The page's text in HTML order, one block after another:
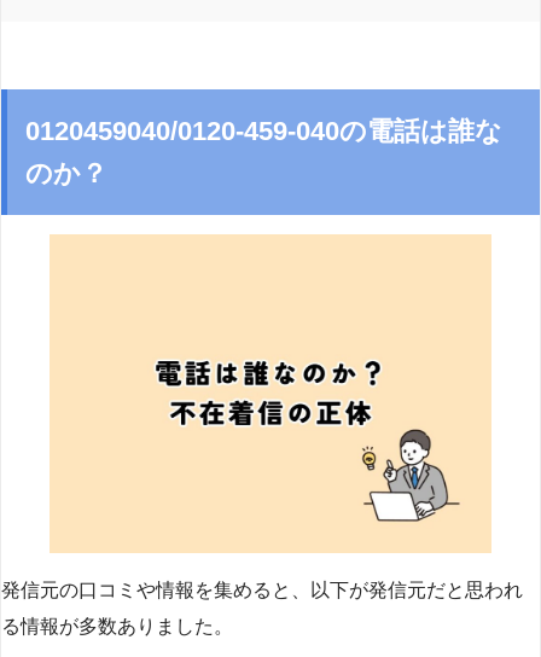
0120459040/0120-459-040の電話は誰な
のか？
発信元の口コミや情報を集めると、以下が発信元だと思われ
る情報が多数ありました。